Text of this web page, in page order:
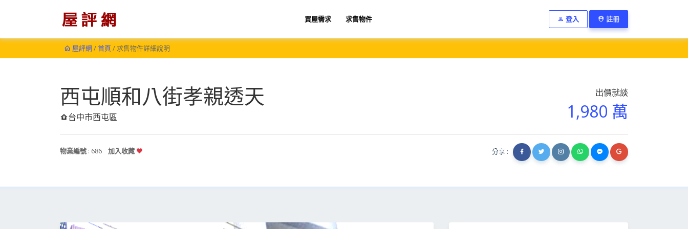
買屋需求 求售物件 登入 註冊
屋評網/首頁 / 求售物件詳細說明
西屯順和八街孝親透天
台中市西屯區
出價就談
1,980 萬
物業編號 : 686 加入收藏 分享 :